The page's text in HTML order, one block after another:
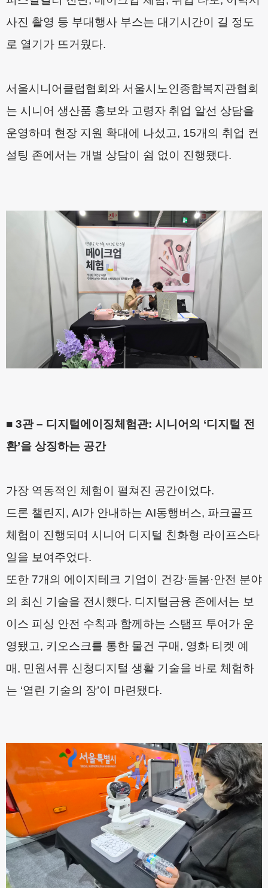
사진 촬영 등 부대행사 부스는 대기시간이 길 정도
로 열기가 뜨거웠다.
서울시니어클럽협회와 서울시노인종합복지관협회
는 시니어 생산품 홍보와 고령자 취업 알선 상담을
운영하며 현장 지원 확대에 나섰고, 15개의 취업 컨
설팅 존에서는 개별 상담이 쉼 없이 진행됐다.
■ 3관– 디지털에이징체험관: 시니어의 ‘디지털 전
환’을 상징하는 공간
가장 역동적인 체험이 펼쳐진 공간이었다.
드론 챌린지 , AI가 안내하는 AI동행버스, 파크골프
체험이 진행되며 시니어 디지털 친화형 라이프스타
일을 보여주었다.
또한 7개의 에이지테크 기업이 건강·돌봄·안전 분야
의 최신 기술을 전시했다. 디지털금융 존에서는 보
이스 피싱 안전 수칙과 함께하는 스탬프 투어가 운
영됐고, 키오스크를 통한 물건 구매 , 영화 티켓 예
매 , 민원서류 신청디지털 생활 기술을 바로 체험하
는 ‘열린 기술의 장’이 마련됐다.